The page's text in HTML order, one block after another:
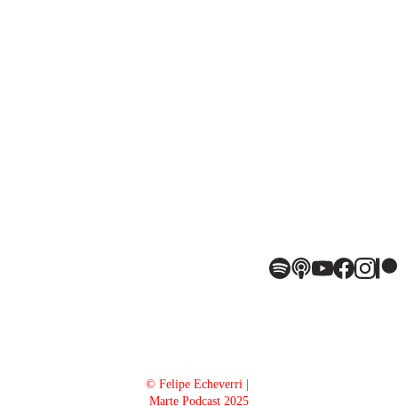
© Felipe Echeverri |
Marte Podcast 2025